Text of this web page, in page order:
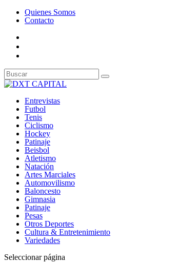
Quienes Somos
Contacto
Entrevistas
Futbol
Tenis
Ciclismo
Hockey
Patinaje
Beisbol
Atletismo
Natación
Artes Marciales
Automovilismo
Baloncesto
Gimnasia
Patinaje
Pesas
Otros Deportes
Cultura & Entretenimiento
Variedades
Seleccionar página